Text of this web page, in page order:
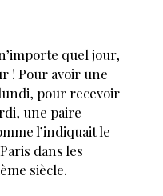
connecter
dossiers en